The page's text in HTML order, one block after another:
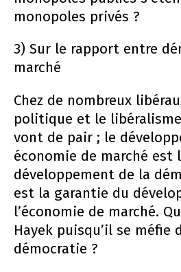
monopoles privés ?
3) Sur le rapport entre
marché
Chez de nombreux
politique et le
vont de pair ; le
économie de marché est
développement de la
est la garantie du
l’économie de marché.
Hayek puisqu’il se méfie
démocratie ?